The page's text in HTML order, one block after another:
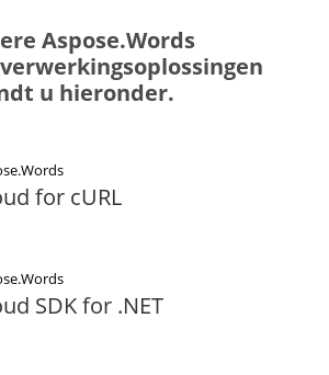
Aspose.Words
u hieronder.
for cURL
SDK for .NET